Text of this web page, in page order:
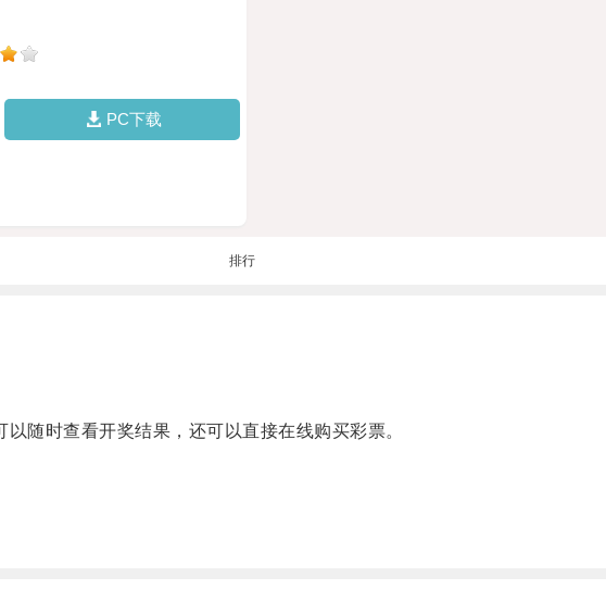
PC下载
排行
随时查看开奖结果，还可以直接在线购买彩票。